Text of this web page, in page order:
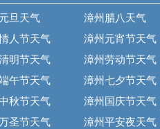
旦天气
漳州腊八天气
人节天气
漳州元宵节天气
明节天气
漳州劳动节天气
午节天气
漳州七夕节天气
秋节天气
漳州国庆节天气
圣节天气
漳州平安夜天气